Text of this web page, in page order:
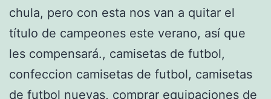
chula, pero con esta nos van a quitar el
título de campeones este verano, así que
les compensará., camisetas de futbol,
confeccion camisetas de futbol, camisetas
de futbol nuevas, comprar equipaciones de